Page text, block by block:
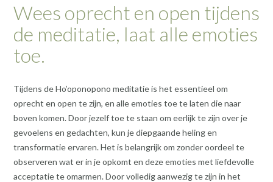
Wees oprecht en open tijdens
de meditatie, laat alle emoties
toe.
Tijdens de Ho’oponopono meditatie is het essentieel om
oprecht en open te zijn, en alle emoties toe te laten die naar
boven komen. Door jezelf toe te staan om eerlijk te zijn over je
gevoelens en gedachten, kun je diepgaande heling en
transformatie ervaren. Het is belangrijk om zonder oordeel te
observeren wat er in je opkomt en deze emoties met liefdevolle
acceptatie te omarmen. Door volledig aanwezig te zijn in het